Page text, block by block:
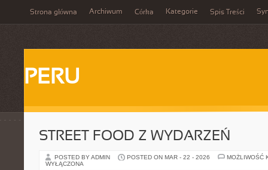
Strona główna Archiwum Córka Kategorie Spis Treści
PERU
STREET FOOD Z WYDARZEŃ
POSTED BY ADMIN POSTED ON MAR - 22 - 2026
MOŻLIWOŚĆ
WYŁĄCZONA